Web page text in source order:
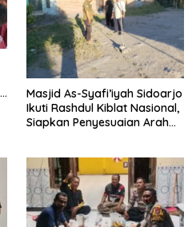
Masjid As-Syafi’iyah Sidoarjo
Ikuti Rashdul Kiblat Nasional,
Siapkan Penyesuaian Arah